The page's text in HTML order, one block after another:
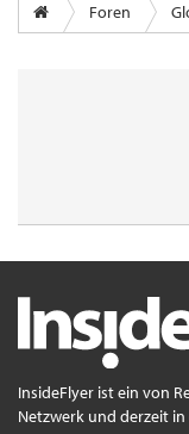
Foren
InsideFlyer ist ein von
Netzwerk und derzeit